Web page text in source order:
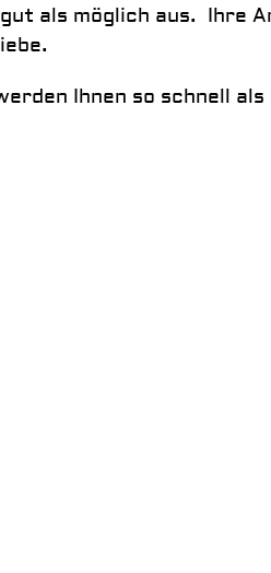
als möglich aus. Ihre
Ihnen so schnell als